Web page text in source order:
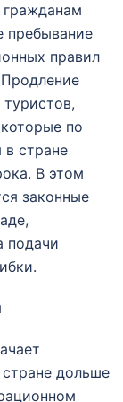
гражданам
пребывание
правил
по
в стране
В этом
законные
подачи
дольше